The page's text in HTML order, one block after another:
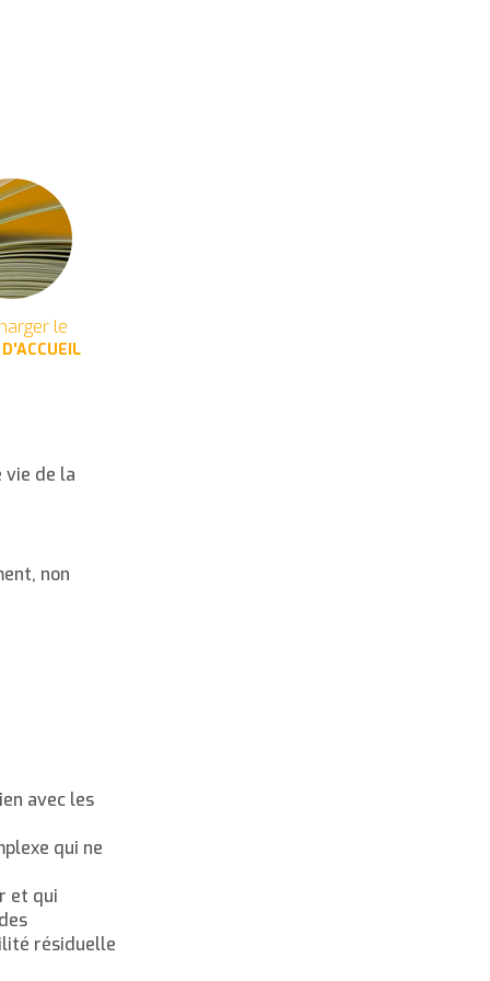
le
vie de la
non
avec les
qui ne
et qui
résiduelle